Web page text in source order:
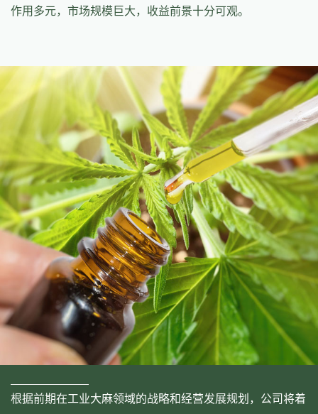
作用多元，市场规模巨大，收益前景十分可观。
根据前期在工业大麻领域的战略和经营发展规划，公司将着